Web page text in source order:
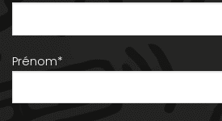
Prénom*